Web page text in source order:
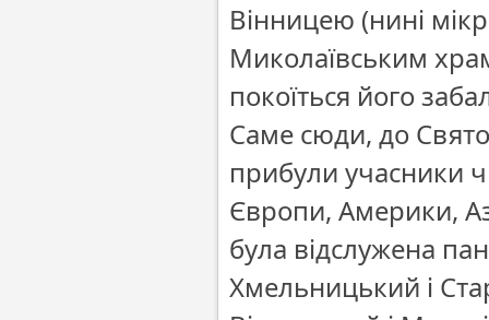
Вінницею (нині
Миколаївським
покоїться його
Саме сюди, до
прибули учасники
Європи, Америки,
була відслужена
Хмельницький і